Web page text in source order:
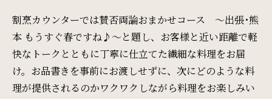
News
お知らせ
FAQ
割烹カウンターでは賛否両論おまかせコース ～出張･熊
本 もうすぐ春ですね♪～と題し、お客様と近い距離で軽
快なトークとともに丁寧に仕立てた繊細な料理をお届
け。お品書きを事前にお渡しせずに、次にどのような料
理が提供されるのかワクワクしながら料理をお楽しみい